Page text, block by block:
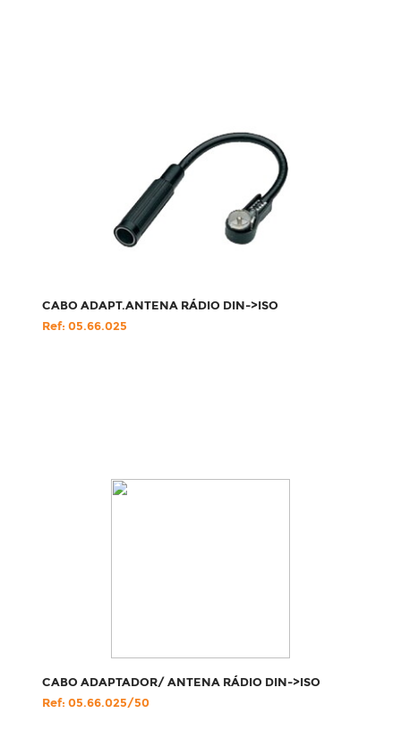
CABO ADAPT.ANTENA RÁDIO DIN->ISO
Ref: 05.66.025
CABO ADAPTADOR/ ANTENA RÁDIO DIN->ISO
Ref: 05.66.025/50